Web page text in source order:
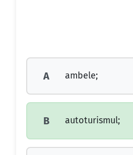
A ambele;
B autoturismul;